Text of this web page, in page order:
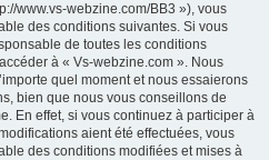
www.vs-webzine.com/BB3 »), vous
des conditions suivantes. Si vous
de toutes les conditions
à « Vs-webzine.com ». Nous
quel moment et nous essaierons
bien que nous vous conseillons de
En effet, si vous continuez à participer à
aient été effectuées, vous
des conditions modifiées et mises à